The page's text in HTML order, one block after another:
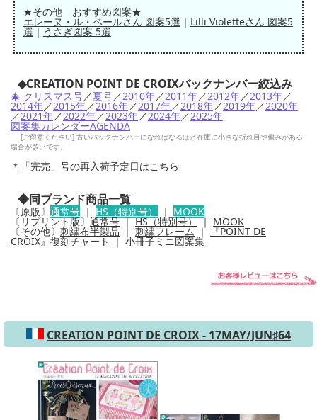
★その他 おすすめ図案★
エレーヌ・ル・ベールさん 図案5選 ｜ Lilli Violetteさん 図案5
選 ｜ うさぎ図案 5選
◆CREATION POINT DE CROIXバックナンバー絞込み
🎄 クリスマス号／夏号／2010年／2011年／2012年／2013年／
2014年／2015年／2016年／2017年／2018年／2019年／2020年
／2021年／2022年／2023年／2024年／2025年
図案集カレンダーAGENDA
[ご留意ください] 古いバックナンバーになればなるほど在庫に小さな折れ目や傷みがある
場合が多いです。
＊ 「完売」号の再入荷予定日はこちら
◆同ブランド商品一覧
〔原版〕 通常号 ｜ HS（特別号） ｜ MOOK
〔リプリント版〕通常号｜HS（特別号）｜ MOOK
〔その他〕 刺繍布半製品 刺繍フレーム｜ 『POINT DE
CROIX』復刻チャート｜ 小冊子ミニ図案集
CREATION POINT DE CROIX - 17MAY/JUN♯64